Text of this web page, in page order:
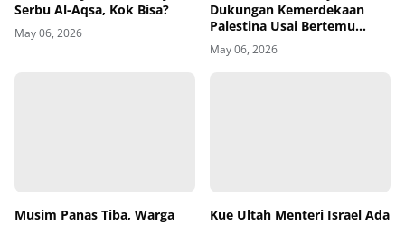
Serbu Al-Aqsa, Kok Bisa?
May 06, 2026
Dukungan Kemerdekaan
Palestina Usai Bertemu
Delegasi di Kemenbud
May 06, 2026
Musim Panas Tiba, Warga
Kue Ultah Menteri Israel Ada